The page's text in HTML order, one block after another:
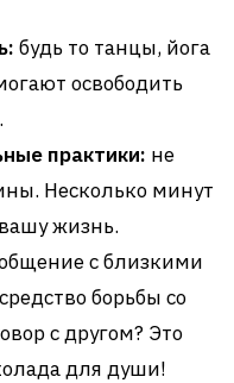
будь то танцы, йога
освободить
практики: не
Несколько минут
жизнь.
с близкими
борьбы со
с другом? Это
для души!